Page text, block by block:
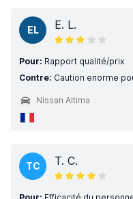
EL E. L.
Pour: Rapport qualité/prix
Contre: Caution enorme
Nissan Altima
TC T. C.